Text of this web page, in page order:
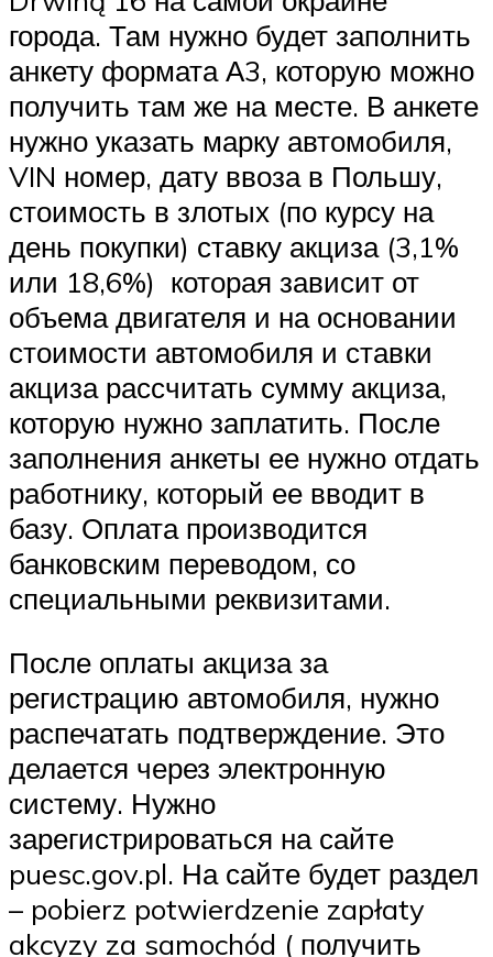
города. Там нужно будет заполнить
анкету формата А3, которую можно
получить там же на месте. В анкете
нужно указать марку автомобиля,
VIN номер, дату ввоза в Польшу,
стоимость в злотых (по курсу на
день покупки) ставку акциза (3,1%
или 18,6%) которая зависит от
объема двигателя и на основании
стоимости автомобиля и ставки
акциза рассчитать сумму акциза,
которую нужно заплатить. После
заполнения анкеты ее нужно отдать
работнику, который ее вводит в
базу. Оплата производится
банковским переводом, со
специальными реквизитами.
После оплаты акциза за
регистрацию автомобиля, нужно
распечатать подтверждение. Это
делается через электронную
систему. Нужно
зарегистрироваться на сайте
puesc.gov.pl. На сайте будет раздел
– pobierz potwierdzenie zapłaty
akcyzy za samochód ( получить